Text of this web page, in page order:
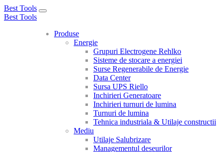
Best Tools
Toggle
Best Tools
Produse
Energie
Grupuri Electrogene Rehlko
Sisteme de stocare a energiei
Surse Regenerabile de Energie
Data Center
Sursa UPS Riello
Inchirieri Generatoare
Inchirieri turnuri de lumina
Turnuri de lumina
Tehnica industriala & Utilaje constructii
Mediu
Utilaje Salubrizare
Managementul deseurilor